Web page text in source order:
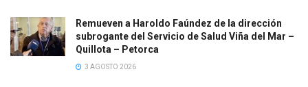
Remueven a Haroldo Faúndez de la dirección
subrogante del Servicio de Salud Viña del Mar –
Quillota – Petorca
3 AGOSTO 2026